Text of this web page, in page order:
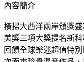
內容簡介
橫掃大西洋兩岸頒獎
美獎三項大獎提名新
回饋全球樂迷超值特